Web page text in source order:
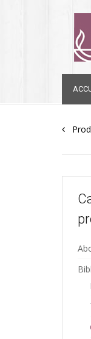
content
Post